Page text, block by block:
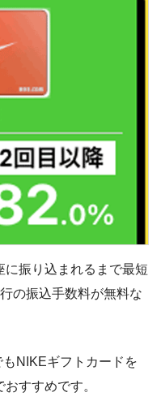
に振り込まれるまで最短
の振込手数料が無料な
NIKEギフトカードを
すすめです。